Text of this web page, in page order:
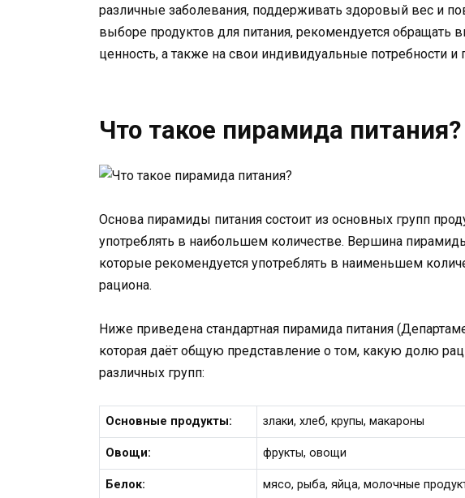
различные заболевания, поддерживать здоровый вес и
выборе продуктов для питания, рекомендуется обращать
ценность, а также на свои индивидуальные потребности и
Что такое пирамида питания?
Основа пирамиды питания состоит из основных групп
употреблять в наибольшем количестве. Вершина
которые рекомендуется употреблять в наименьшем
рациона.
Ниже приведена стандартная пирамида питания
которая даёт общую представление о том, какую долю
различных групп:
Основные продукты: злаки, хлеб, крупы, макароны
Овощи: фрукты, овощи
Белок: мясо, рыба, яйца, молочные